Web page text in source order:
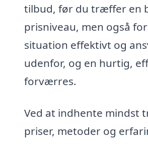
tilbud, før du træffer en
prisniveau, men også
situation effektivt og
udenfor, og en hurtig,
forværres.
Ved at indhente mindst
priser, metoder og